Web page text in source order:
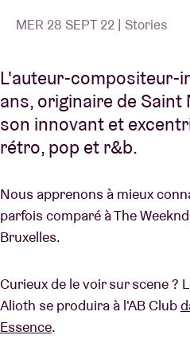
À propos de l'AB
Contact
MER 28 SEPT 22 | Stories
L'auteur-compositeur-
ans, originaire de Saint
son innovant et
rétro, pop et r&b.
Nous apprenons à mieux
parfois comparé à The
Bruxelles.
Curieux de le voir sur scene ?
Alioth se produira à l'AB Club
Essence.